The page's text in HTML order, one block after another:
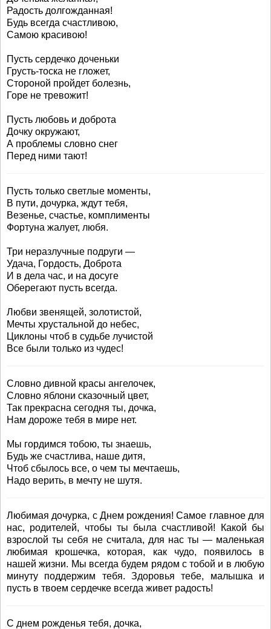
Радость долгожданная!
Будь всегда счастливою,
Самою красивою!
Пусть сердечко доченьки
Грусть-тоска не гложет,
Стороной пройдет болезнь,
Горе не тревожит!
Пусть любовь и доброта
Дочку окружают,
А проблемы словно снег
Перед ними тают!
Пусть только светлые моменты,
В пути, дочурка, ждут тебя,
Везенье, счастье, комплименты
Фортуна жалует, любя.
Три неразлучные подруги —
Удача, Гордость, Доброта
И в дела час, и на досуге
Оберегают пусть всегда.
Любви звенящей, золотистой,
Мечты хрустальной до небес,
Циклоны чтоб в судьбе лучистой
Все были только из чудес!
Словно дивной красы ангелочек,
Словно яблони сказочный цвет,
Так прекрасна сегодня ты, дочка,
Нам дороже тебя в мире нет.
Мы гордимся тобою, ты знаешь,
Будь же счастлива, наше дитя,
Чтоб сбылось все, о чем ты мечтаешь,
Надо верить, в мечту не шутя.
Любимая дочурка, с Днем рождения! Самое главное для
нас, родителей, чтобы ты была счастливой! Какой бы
взрослой ты себя не считала, для нас ты — маленькая
любимая крошечка, которая, как чудо, появилось в
нашей жизни. Мы всегда будем рядом с тобой и в любую
минуту поддержим тебя. Здоровья тебе, малышка и
пусть в твоем сердечке всегда живет радость!
С днем рожденья тебя, дочка,